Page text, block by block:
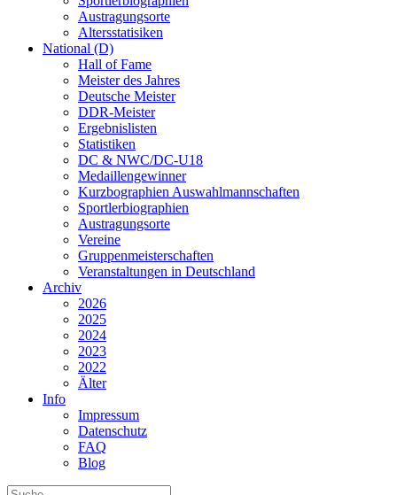
Austragungsorte
Altersstatisiken
National (D)
Hall of Fame
Meister des Jahres
Deutsche Meister
DDR-Meister
Ergebnislisten
Statistiken
DC & NWC/DC-U18
Medaillengewinner
Kurzbographien Auswahlmannschaften
Sportlerbiographien
Austragungsorte
Vereine
Gruppenmeisterschaften
Veranstaltungen in Deutschland
Archiv
2026
2025
2024
2023
2022
Älter
Info
Impressum
Datenschutz
FAQ
Blog